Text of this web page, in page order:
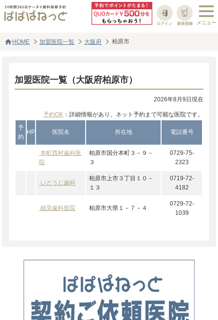
新規登録
ログイン
homeHOME 加盟医院一覧 大阪府 柏原市
加盟医院一覧（大阪府柏原市）
2026年8月9日現在
予約OK：詳細情報があり、ネット予約まで可能な医院です。
予
約
HP 医院名 所在地 電話番号
本町西村歯科医
院
柏原市国分本町３－９－
３
0729-75-
2323
いどうじ歯科
柏原市上市３丁目１０－
１３
0719-72-
4182
細見歯科医院 柏原市大県１－７－４
0729-72-
1039